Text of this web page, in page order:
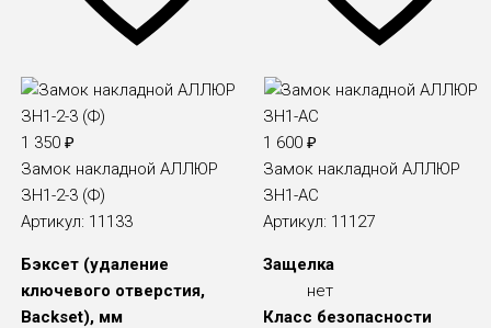
1 350₽
Замок накладной АЛЛЮР
ЗН1-2-3 (Ф)
Артикул: 11133
Бэксет (удаление
ключевого отверстия,
Backset), мм
1 600₽
Замок накладной АЛЛЮР
ЗН1-АС
Артикул: 11127
Защелка
нет
Класс безопасности